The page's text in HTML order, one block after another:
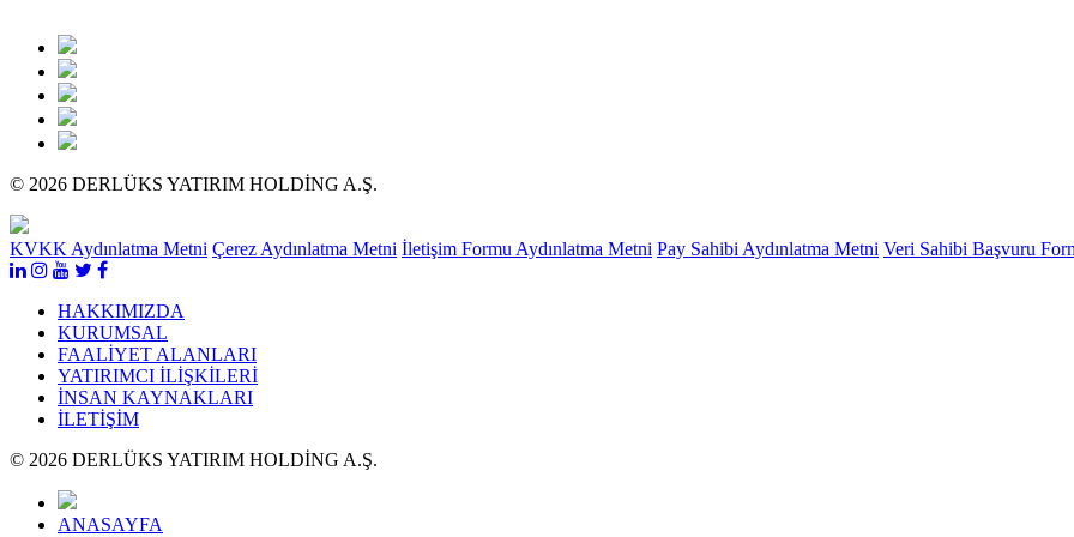
© 2026 DERLÜKS YATIRIM HOLDİNG A.Ş.
KVKK Aydınlatma Metni Çerez Aydınlatma Metni İletişim Formu Aydınlatma Metni Pay Sahibi Aydınlatma Metni Veri Sahibi Başvuru
HAKKIMIZDA
KURUMSAL
FAALİYET ALANLARI
YATIRIMCI İLİŞKİLERİ
İNSAN KAYNAKLARI
İLETİŞİM
© 2026 DERLÜKS YATIRIM HOLDİNG A.Ş.
ANASAYFA